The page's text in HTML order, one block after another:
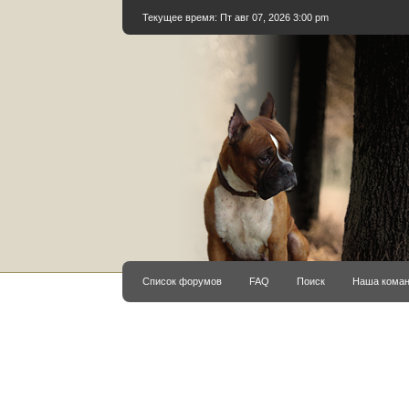
Текущее время: Пт авг 07, 2026 3:00 pm
Список форумов FAQ Поиск Наша